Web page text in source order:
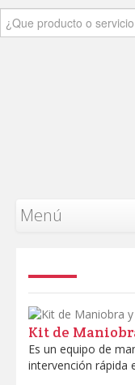
Menú
Inicio
Producto
Categorias
Kit de
Es un equipo de
intervención rápida